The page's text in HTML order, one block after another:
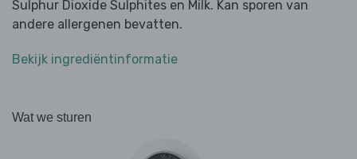
Sulphur Dioxide Sulphites en Milk. Kan sporen van
andere allergenen bevatten.
Bekijk ingrediëntinformatie
Wat we sturen